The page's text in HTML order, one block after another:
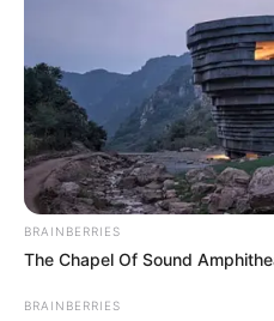
Discover What May Be
Mobility
JOINT CARE
BRAINBERRIES
The Chapel Of Sound
BRAINBERRIES